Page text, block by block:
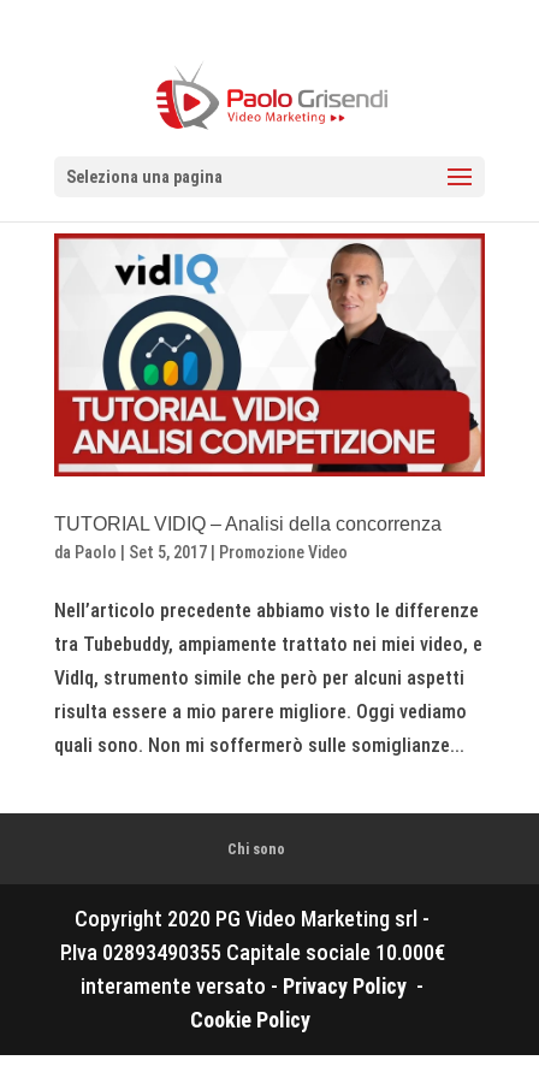
Seleziona una pagina
TUTORIAL VIDIQ – Analisi della concorrenza
da Paolo | Set 5, 2017| Promozione Video
Nell’articolo precedente abbiamo visto le differenze
tra Tubebuddy, ampiamente trattato nei miei video, e
VidIq, strumento simile che però per alcuni aspetti
risulta essere a mio parere migliore. Oggi vediamo
quali sono. Non mi soffermerò sulle somiglianze...
Chi sono
Copyright 2020 PG Video Marketing srl -
P.Iva 02893490355 Capitale sociale 10.000€
interamente versato - Privacy Policy -
Cookie Policy